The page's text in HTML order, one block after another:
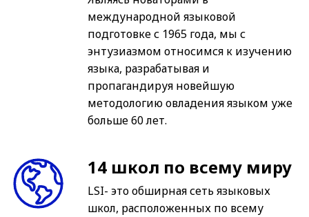
международной языковой
подготовке с 1965 года, мы с
энтузиазмом относимся к изучению
языка, разрабатывая и
пропагандируя новейшую
методологию овладения языком уже
больше 60 лет.
14 школ по всему миру
LSI- это обширная сеть языковых
школ, расположенных по всему